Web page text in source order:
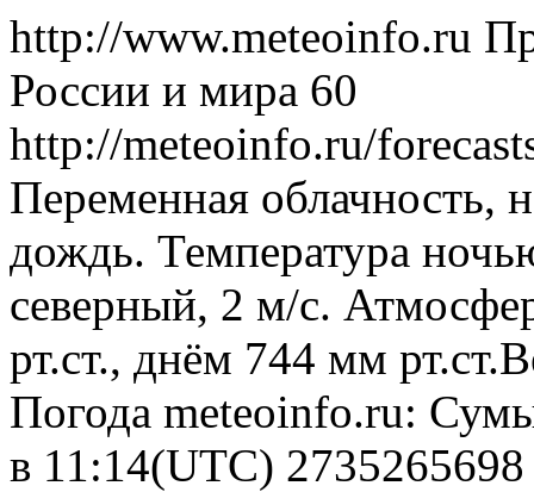
http://www.meteoinfo.ru
России и мира 60
http://meteoinfo.ru/
Переменная облачность,
дождь. Температура
северный, 2 м/с.
рт.ст., днём 744 мм
Погода meteoinfo.ru:
в 11:14(UTC) 2735265698